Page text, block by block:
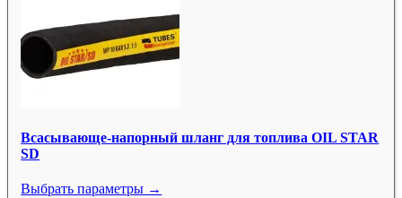
Всасывающе-напорный шланг для топлива OIL STAR
SD
Выбрать параметры →